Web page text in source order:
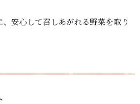
安心して召しあがれる野菜を取り